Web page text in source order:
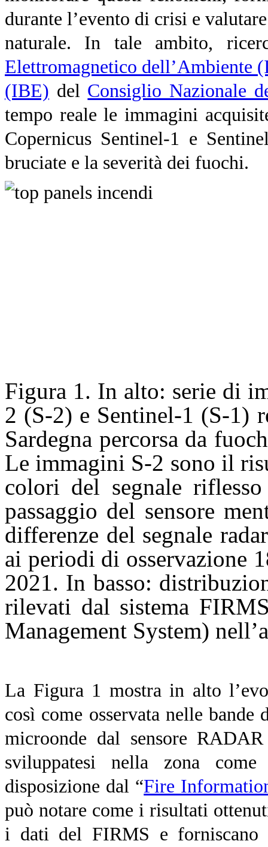
durante l’evento di crisi e
naturale. In tale ambito,
Elettromagnetico dell’Ambiente
(IBE) del Consiglio Nazionale
tempo reale le immagini
Copernicus Sentinel-1 e
bruciate e la severità dei fuochi.
Figura 1. In alto: serie di
2 (S-2) e Sentinel-1 (S-1)
Sardegna percorsa da
Le immagini S-2 sono il
colori del segnale
passaggio del sensore
differenze del segnale
ai periodi di osservazione
2021. In basso:
rilevati dal sistema
Management System)
La Figura 1 mostra in alto
così come osservata nelle
microonde dal sensore
sviluppatesi nella zona
disposizione dal “Fire
può notare come i risultati
i dati del FIRMS e forniscano